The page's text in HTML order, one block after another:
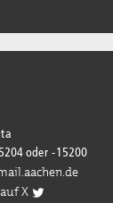
oder -15200
X